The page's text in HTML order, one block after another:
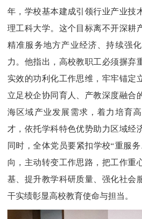
年，学校基本建成引领行业产业技
理工科大学。这个目标离不开深耕
精准服务地方产业经济、持续强
力。他指出，高校教职工必须摒弃
实效的功利化工作思维，牢牢锚定
立足校企协同育人、产教深度融合
海区域产业发展需求，着力培育
才，依托学科特色优势助力区域经
同时，全体党员要紧扣学校“重服
向，主动转变工作思路，把工作重
基、提升教学科研质量、强化社会
干实绩彰显高校教育使命与担当。